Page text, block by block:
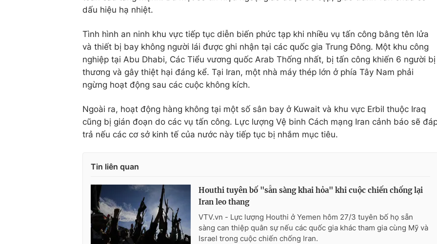
dấu hiệu hạ nhiệt.
Tình hình an ninh khu vực tiếp tục diễn biến phức tạp khi nhiều vụ tấn công bằng tên lửa
và thiết bị bay không người lái được ghi nhận tại các quốc gia Trung Đông. Một khu công
nghiệp tại Abu Dhabi, Các Tiểu vương quốc Arab Thống nhất, bị tấn công khiến 6 người bị
thương và gây thiệt hại đáng kể. Tại Iran, một nhà máy thép lớn ở phía Tây Nam phải
ngừng hoạt động sau các cuộc không kích.
Ngoài ra, hoạt động hàng không tại một số sân bay ở Kuwait và khu vực Erbil thuộc Iraq
cũng bị gián đoạn do các vụ tấn công. Lực lượng Vệ binh Cách mạng Iran cảnh báo sẽ
trả nếu các cơ sở kinh tế của nước này tiếp tục bị nhắm mục tiêu.
Tin liên quan
Houthi tuyên bố "sẵn sàng khai hỏa" khi cuộc chiến chống lại
Iran leo thang
VTV.vn - Lực lượng Houthi ở Yemen hôm 27/3 tuyên bố họ sẵn
sàng can thiệp quân sự nếu các quốc gia khác tham gia cùng Mỹ và
Israel trong cuộc chiến chống Iran.